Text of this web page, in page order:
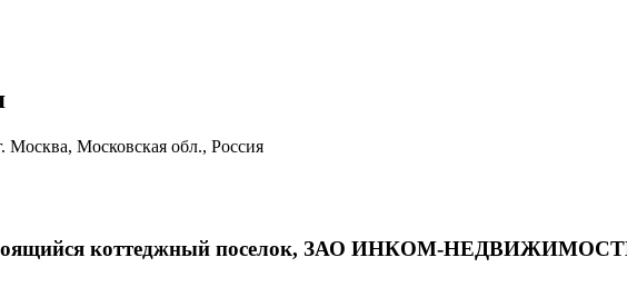
Москва, Московская обл., Россия
коттеджный поселок, ЗАО ИНКОМ-